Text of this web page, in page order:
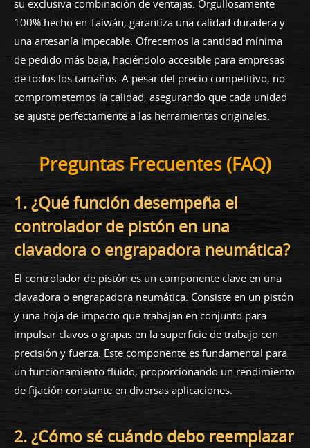
su exclusiva combinación de ventajas. Orgullosamente
100% hecho en Taiwán, garantiza una calidad duradera y
una artesanía impecable. Ofrecemos la cantidad mínima
de pedido más baja, haciéndolo accesible para empresas
de todos los tamaños. A pesar del precio competitivo, no
comprometemos la calidad, asegurando que cada unidad
se ajuste perfectamente a las herramientas originales.
Preguntas Frecuentes (FAQ)
1. ¿Qué función desempeña el
controlador de pistón en una
clavadora o engrapadora neumática?
El controlador de pistón es un componente clave en una
clavadora o engrapadora neumática. Consiste en un pistón
y una hoja de impacto que trabajan en conjunto para
impulsar clavos o grapas en la superficie de trabajo con
precisión y fuerza. Este componente es fundamental para
un funcionamiento fluido, proporcionando un rendimiento
de fijación constante en diversas aplicaciones.
2. ¿Cómo sé cuándo debo reemplazar